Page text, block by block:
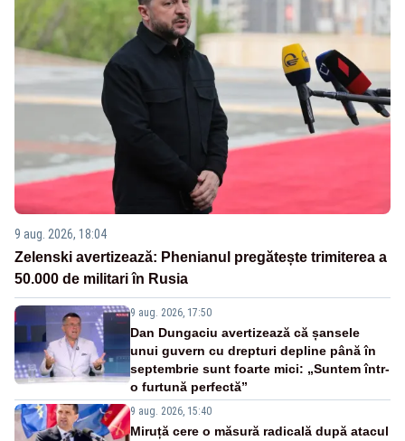
9 aug. 2026, 18:04
Zelenski avertizează: Phenianul pregătește trimiterea a
50.000 de militari în Rusia
9 aug. 2026, 17:50
Dan Dungaciu avertizează că șansele
unui guvern cu drepturi depline până în
septembrie sunt foarte mici: „Suntem într-
o furtună perfectă”
9 aug. 2026, 15:40
Miruță cere o măsură radicală după atacul